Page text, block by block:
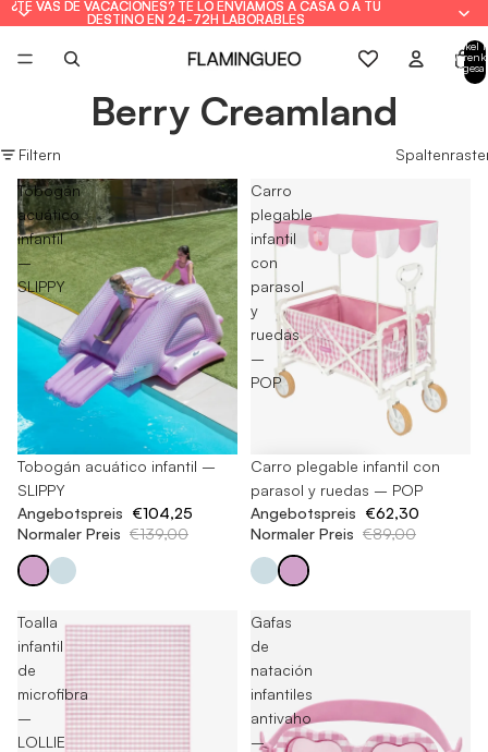
¿TE VAS DE VACACIONES? TE LO ENVIAMOS A CASA O A TU
DESTINO EN 24-72H LABORABLES
¿TE VAS DE VACACIONES? TE LO ENVIAMOS A CASA O A TU
DESTINO EN 24-72H LABORABLES
Artikel
Berry Creamland
Filtern
Tobogán
acuático
infantil
–
SLIPPY
-25%
Tobogán acuático infantil –
SLIPPY
Angebotspreis €104,25
Normaler Preis €139,00
Carro
plegable
infantil
con
parasol
y
ruedas
–
POP
-30%
Carro plegable infantil con
parasol y ruedas – POP
Angebotspreis €62,30
Normaler Preis €89,00
Toalla
infantil
de
microfibra
–
LOLLIE
Gafas
de
natación
infantiles
antivaho
–